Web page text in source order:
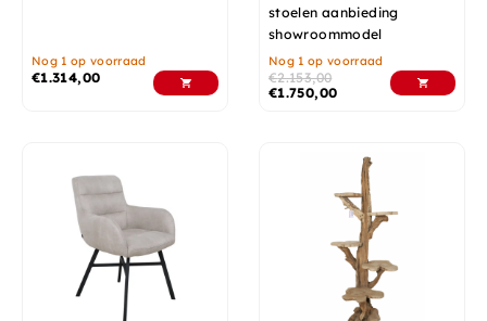
Nog 1 op voorraad
€1.314,00
stoelen aanbieding
showroommodel
Nog 1 op voorraad
€2.153,00
€1.750,00